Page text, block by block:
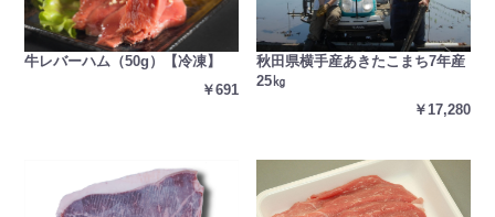
牛レバーハム（50g）【冷凍】
￥691
秋田県横手産あきたこまち7年産
25㎏
￥17,280